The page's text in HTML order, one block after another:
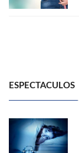
ESPECTACULOS